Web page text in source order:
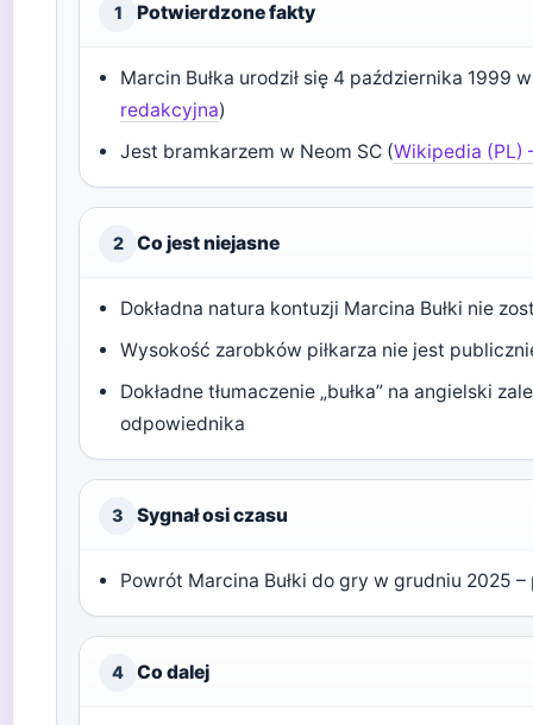
1 Potwierdzone fakty
Marcin Bułka urodził się 4 października 1999
redakcyjna)
Jest bramkarzem w Neom SC (Wikipedia (PL)
2 Co jest niejasne
Dokładna natura kontuzji Marcina Bułki nie
Wysokość zarobków piłkarza nie jest
Dokładne tłumaczenie „bułka” na angielski
odpowiednika
3 Sygnał osi czasu
Powrót Marcina Bułki do gry w grudniu 2025
4 Co dalej